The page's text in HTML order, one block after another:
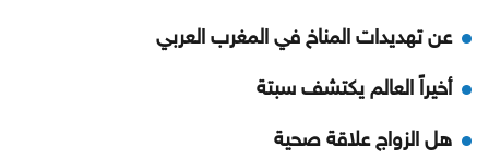
عن تهديدات المناخ في المغرب العربي
أخيراً العالم يكتشف سبتة
هل الزواج علاقة صحية